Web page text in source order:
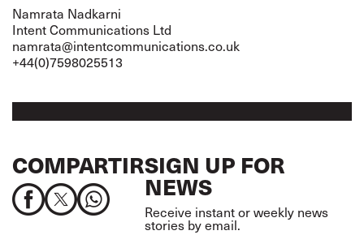
Namrata Nadkarni
Intent Communications Ltd
namrata@intentcommunications.co.uk
+44(0)7598025513
COMPARTIRSIGN UP FOR
NEWS
Receive instant or weekly news
stories by email.